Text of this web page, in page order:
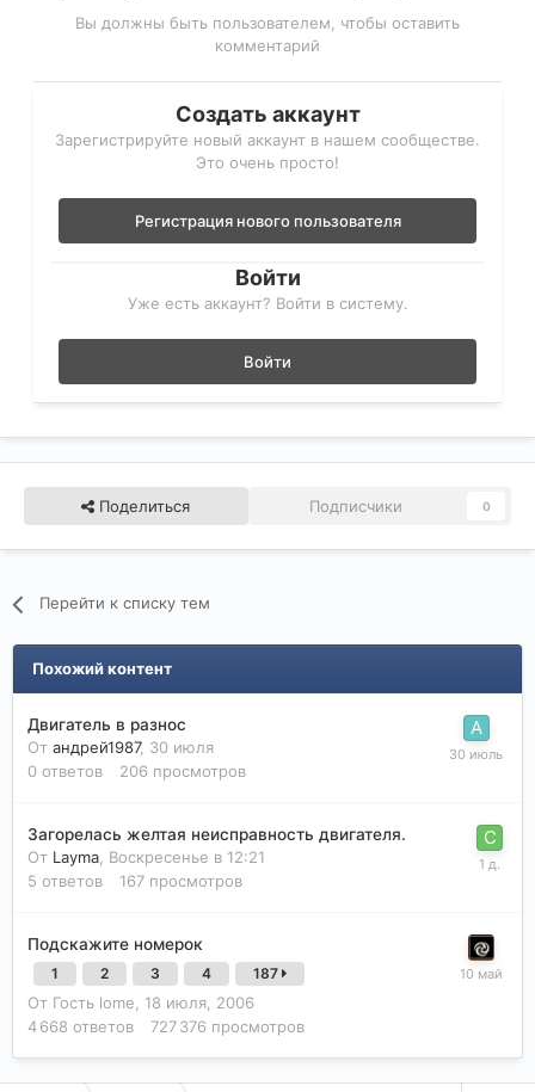
Вы должны быть пользователем, чтобы оставить
комментарий
Создать аккаунт
Зарегистрируйте новый аккаунт в нашем сообществе.
Это очень просто!
Регистрация нового пользователя
Войти
Уже есть аккаунт? Войти в систему.
Войти
Поделиться Подписчики 0
Перейти к списку тем
Похожий контент
Двигатель в разнос
От андрей1987, 30 июля
0 ответов 206 просмотров
Загорелась желтая неисправность двигателя.
От Layma, Воскресенье в 12:21
5 ответов 167 просмотров
Подскажите номерок
1 2 3 4 187
От Гость lome, 18 июля, 2006
4 668 ответов 727 376 просмотров